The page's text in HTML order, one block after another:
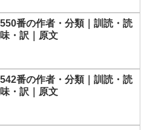
番の作者・分類｜訓読・読
・訳｜原文
番の作者・分類｜訓読・読
・訳｜原文